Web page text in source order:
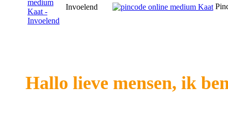
Invoelend
Hallo lieve mensen, ik